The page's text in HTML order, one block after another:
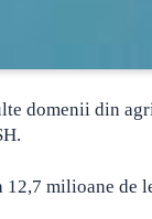
domenii din
milioane de